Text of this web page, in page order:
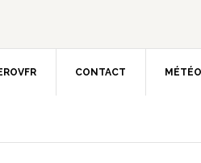
CONTACT